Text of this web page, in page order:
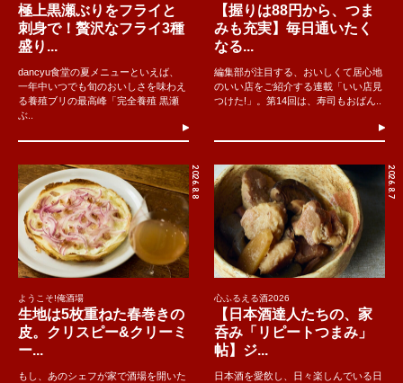
極上黒瀬ぶりをフライと
刺身で！贅沢なフライ3種
盛り...
dancyu食堂の夏メニューといえば、
一年中いつでも旬のおいしさを味わえ
る養殖ブリの最高峰「完全養殖 黒瀬
ぶ..
【握りは88円から、つま
みも充実】毎日通いたく
なる...
編集部が注目する、おいしくて居心地
のいい店をご紹介する連載「いい店見
つけた!」。第14回は、寿司もおばん..
2026.8.8
ようこそ!俺酒場
生地は5枚重ねた春巻きの
皮。クリスピー&クリーミ
ー...
もし、あのシェフが家で酒場を開いた
2026.8.7
心ふるえる酒2026
【日本酒達人たちの、家
呑み「リピートつまみ」
帖】ジ...
日本酒を愛飲し、日々楽しんでいる日